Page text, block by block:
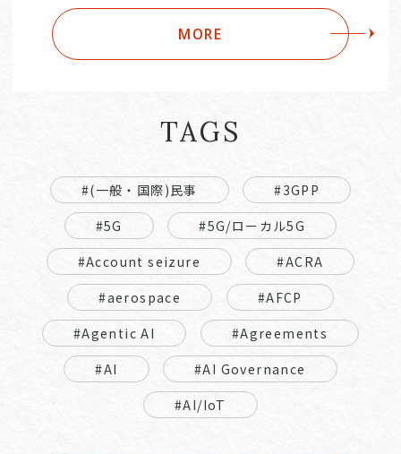
MORE
TAGS
#(一般・国際)民事
#3GPP
#5G
#5G/ローカル5G
#Account seizure
#ACRA
#aerospace
#AFCP
#Agentic AI
#Agreements
#AI
#AI Governance
#AI/IoT